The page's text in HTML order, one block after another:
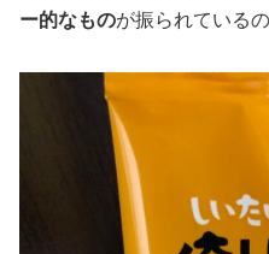
ー的なものが振られている